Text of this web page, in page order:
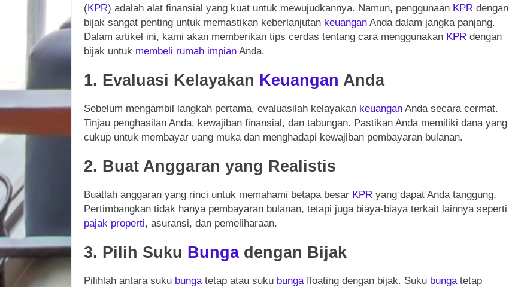
(KPR) adalah alat finansial yang kuat untuk mewujudkannya. Namun, penggunaan KPR dengan
bijak sangat penting untuk memastikan keberlanjutan keuangan Anda dalam jangka panjang.
Dalam artikel ini, kami akan memberikan tips cerdas tentang cara menggunakan KPR dengan
bijak untuk membeli rumah impian Anda.
1. Evaluasi Kelayakan Keuangan Anda
Sebelum mengambil langkah pertama, evaluasilah kelayakan keuangan Anda secara cermat.
Tinjau penghasilan Anda, kewajiban finansial, dan tabungan. Pastikan Anda memiliki dana yang
cukup untuk membayar uang muka dan menghadapi kewajiban pembayaran bulanan.
2. Buat Anggaran yang Realistis
Buatlah anggaran yang rinci untuk memahami betapa besar KPR yang dapat Anda tanggung.
Pertimbangkan tidak hanya pembayaran bulanan, tetapi juga biaya-biaya terkait lainnya seperti
pajak properti, asuransi, dan pemeliharaan.
3. Pilih Suku Bungadengan Bijak
Pilihlah antara suku bunga tetap atau suku bunga floating dengan bijak. Suku bunga tetap